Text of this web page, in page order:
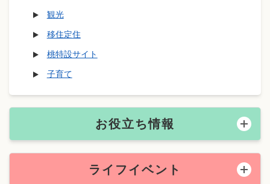
観光
移住定住
桃特設サイト
子育て
お役立ち情報
ライフイベント